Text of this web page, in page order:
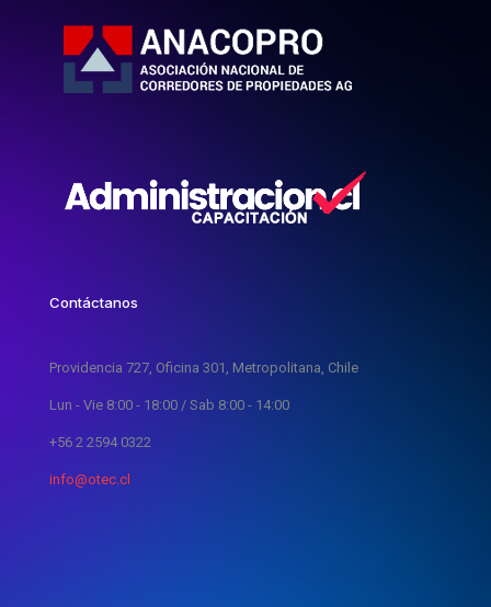
Contáctanos
Providencia 727, Oficina 301, Metropolitana, Chile
Lun - Vie 8:00 - 18:00 / Sab 8:00 - 14:00
+56 2 2594 0322
info@otec.cl